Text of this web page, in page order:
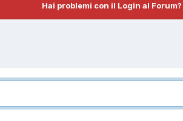
Hai problemi con il Login al